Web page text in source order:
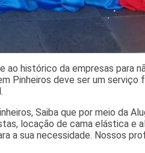
histórico da empresas para
Pinheiros deve ser um serviço
Saiba que por meio da
locação de cama elástica e
a sua necessidade. Nossos